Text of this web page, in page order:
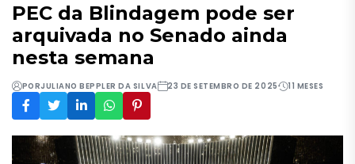
PEC da Blindagem pode ser
arquivada no Senado ainda
nesta semana
PORJULIANO BEPPLER DA SILVA 23 DE SETEMBRO DE 2025 11 MESES